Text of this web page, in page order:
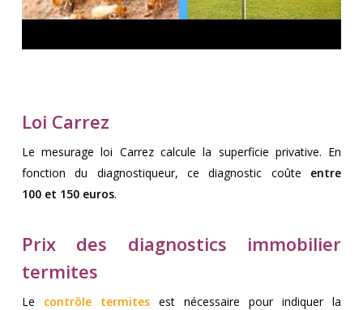
Loi Carrez
Le mesurage loi Carrez calcule la superficie privative. En
fonction du diagnostiqueur, ce diagnostic coûte entre
100et 150 euros.
Prix des diagnostics immobilier
termites
Le contrôle termitesest nécessaire pour indiquer la